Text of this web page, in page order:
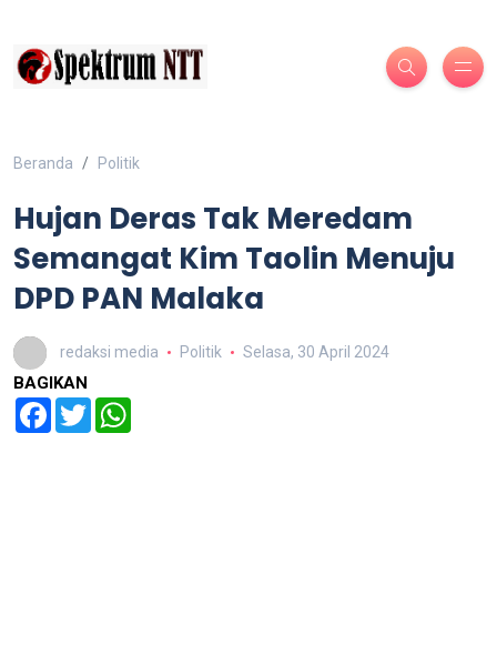
Beranda Politik
Hujan Deras Tak Meredam
Semangat Kim Taolin Menuju
DPD PAN Malaka
redaksi media Politik Selasa, 30 April 2024
BAGIKAN
Facebook
Twitter